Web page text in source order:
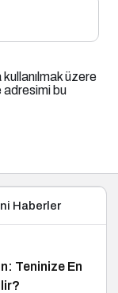
üzere
adresimi bu
Haberler
Teninize En